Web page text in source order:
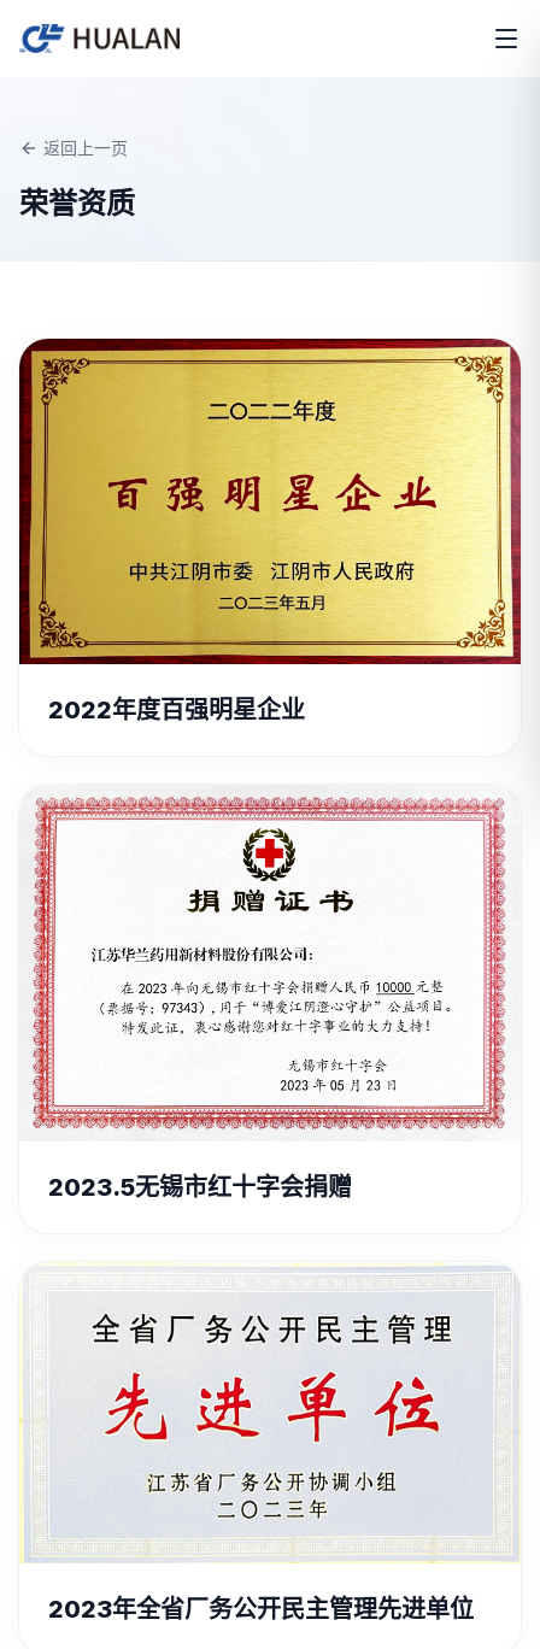
返回上一页
荣誉资质
2022年度百强明星企业
2023.5无锡市红十字会捐赠
2023年全省厂务公开民主管理先进单位